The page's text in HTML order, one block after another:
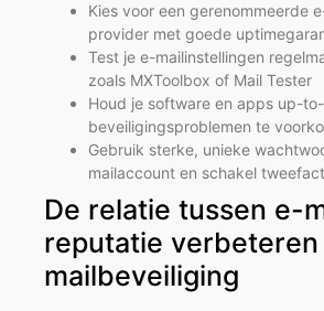
Kies voor een gerenommeerde
provider met goede
Test je e-mailinstellingen
zoals MXToolbox of Mail Tester
Houd je software en apps up-
beveiligingsproblemen te
Gebruik sterke, unieke
mailaccount en schakel
De relatie tussen e-
reputatie
mailbeveiliging